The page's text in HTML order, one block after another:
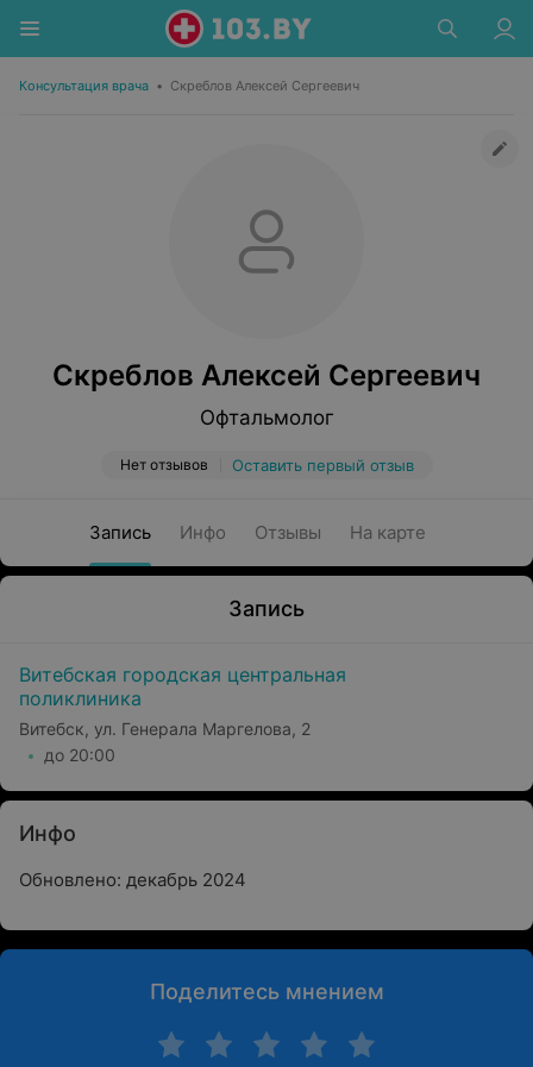
Консультация врача • Скреблов Алексей Сергеевич
Скреблов Алексей Сергеевич
Офтальмолог
Нет отзывов Оставить первый отзыв
Запись Инфо Отзывы На карте
Запись
Витебская городская центральная
поликлиника
Витебск, ул. Генерала Маргелова, 2
до 20:00
Инфо
Обновлено: декабрь 2024
Поделитесь мнением